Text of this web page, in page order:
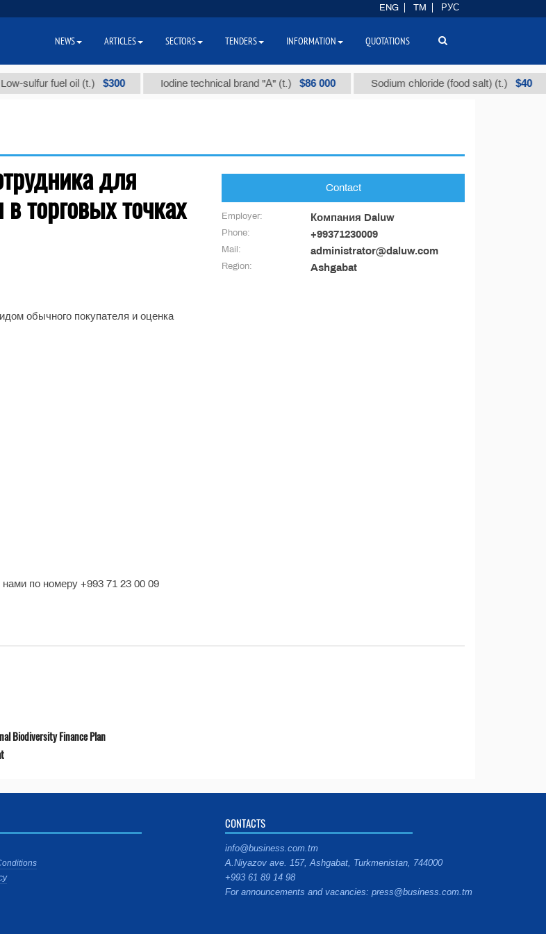
sulfur fuel oil (t.) $300 Iodine technical brand "А" (t.) $86 000 Sodium chloride (food salt) (t.) $40
для
торговых точках
обычного покупателя и оценка
по номеру +993 71 23 00 09
Contact
Employer: Компания Daluw
Phone: +99371230009
Mail: administrator@daluw.com
Region: Ashgabat
Biodiversity Finance Plan
CONTACTS
info@business.com.tm
A.Niyazov ave. 157, Ashgabat, Turkmenistan, 744000
+993 61 89 14 98
For announcements and vacancies: press@business.com.tm
ENG TM РУС
NEWS ARTICLES SECTORS TENDERS INFORMATION QUOTATIONS